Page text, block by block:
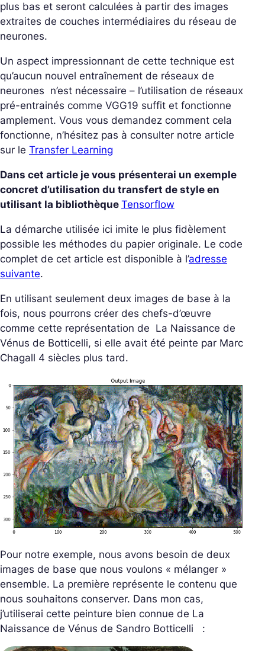
plus bas et seront calculées à partir des images
extraites de couches intermédiaires du réseau de
neurones.
Un aspect impressionnant de cette technique est
qu’aucun nouvel entraînement de réseaux de
neurones n’est nécessaire – l’utilisation de réseaux
pré-entrainés comme VGG19 suffit et fonctionne
amplement. Vous vous demandez comment cela
fonctionne, n’hésitez pas à consulter notre article
sur le Transfer Learning
Dans cet article je vous présenterai un exemple
concret d’utilisation du transfert de style en
utilisant la bibliothèque Tensorflow
La démarche utilisée ici imite le plus fidèlement
possible les méthodes du papier originale. Le code
complet de cet article est disponible à l’adresse
suivante.
En utilisant seulement deux images de base à la
fois, nous pourrons créer des chefs-d’œuvre
comme cette représentation de La Naissance de
Vénus de Botticelli, si elle avait été peinte par Marc
Chagall 4 siècles plus tard.
Pour notre exemple, nous avons besoin de deux
images de base que nous voulons « mélanger »
ensemble. La première représente le contenu que
nous souhaitons conserver. Dans mon cas,
j’utiliserai cette peinture bien connue de La
Naissance de Vénus de Sandro Botticelli :